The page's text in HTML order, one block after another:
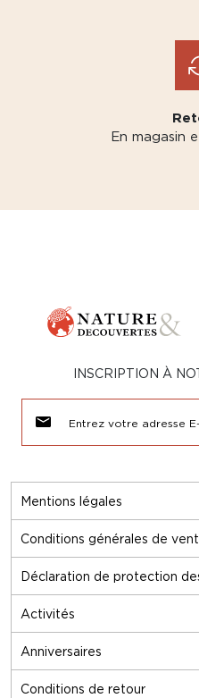
En magasin
Mentions légales
Conditions générales de
Déclaration de protection
Activités
Anniversaires
Conditions de retour
INSCRIPTION À